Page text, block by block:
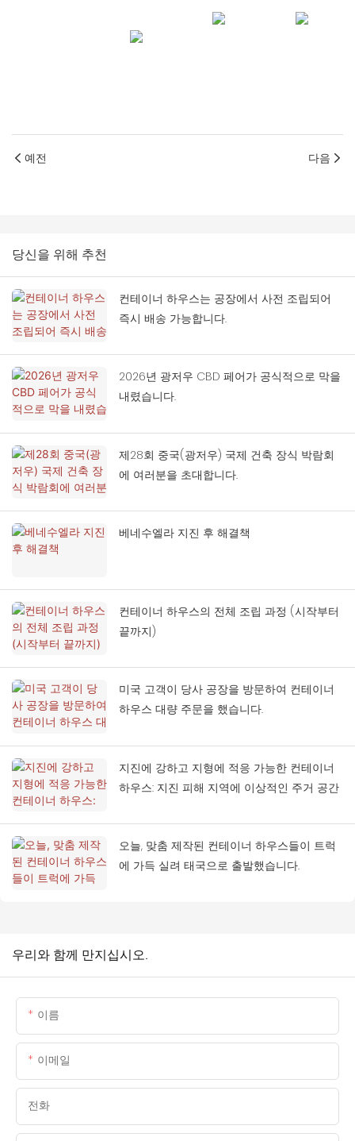
예전 다음
당신을 위해 추천
컨테이너 하우스는 공장에서 사전 조립되어
즉시 배송 가능합니다.
2026년 광저우 CBD 페어가 공식적으로 막을
내렸습니다.
제28회 중국(광저우) 국제 건축 장식 박람회
에 여러분을 초대합니다.
베네수엘라 지진 후 해결책
컨테이너 하우스의 전체 조립 과정 (시작부터
끝까지)
미국 고객이 당사 공장을 방문하여 컨테이너
하우스 대량 주문을 했습니다.
지진에 강하고 지형에 적응 가능한 컨테이너
하우스: 지진 피해 지역에 이상적인 주거 공간
오늘, 맞춤 제작된 컨테이너 하우스들이 트럭
에 가득 실려 태국으로 출발했습니다.
우리와 함께 만지십시오.
이름
이메일
전화